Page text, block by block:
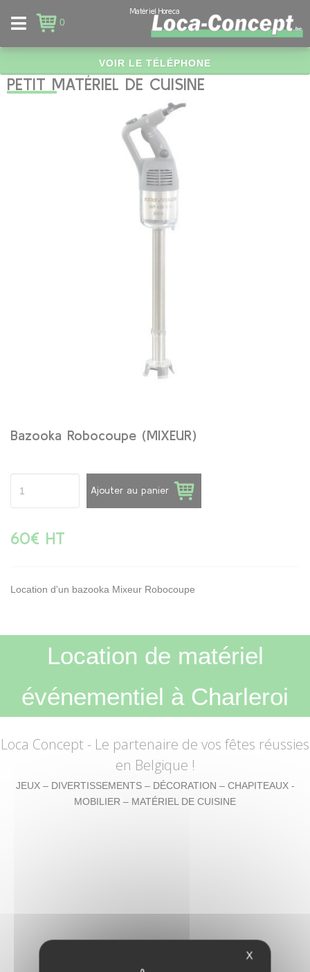
0
Matériel Horeca
VOIR LE TÉLÉPHONE
PETIT MATÉRIEL DE CUISINE
Bazooka Robocoupe (MIXEUR)
Ajouter au panier
60€ HT
Location d'un bazooka Mixeur Robocoupe
Location de matériel
événementiel à Charleroi
Loca Concept - Le partenaire de vos fêtes réussies
en Belgique !
JEUX – DIVERTISSEMENTS – DÉCORATION – CHAPITEAUX -
MOBILIER – MATÉRIEL DE CUISINE
Panneau de gestion des cookies
X